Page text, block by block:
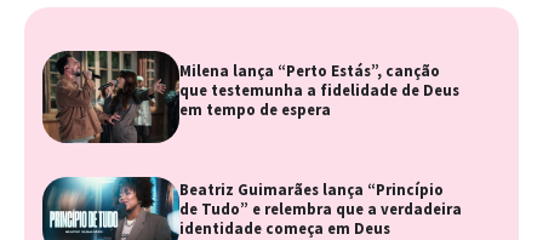
Milena lança “Perto Estás”, canção
que testemunha a fidelidade de Deus
em tempo de espera
Beatriz Guimarães lança “Princípio
de Tudo” e relembra que a verdadeira
identidade começa em Deus